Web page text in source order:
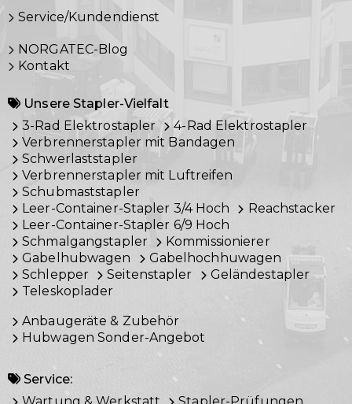
Service/Kundendienst
NORGATEC-Blog
Kontakt
Unsere Stapler-Vielfalt
3-Rad Elektrostapler
4-Rad Elektrostapler
Verbrennerstapler mit Bandagen
Schwerlaststapler
Verbrennerstapler mit Luftreifen
Schubmaststapler
Leer-Container-Stapler 3/4 Hoch
Reachstacker
Leer-Container-Stapler 6/9 Hoch
Schmalgangstapler
Kommissionierer
Gabelhubwagen
Gabelhochhuwagen
Schlepper
Seitenstapler
Geländestapler
Teleskoplader
Anbaugeräte & Zubehör
Hubwagen Sonder-Angebot
Service: